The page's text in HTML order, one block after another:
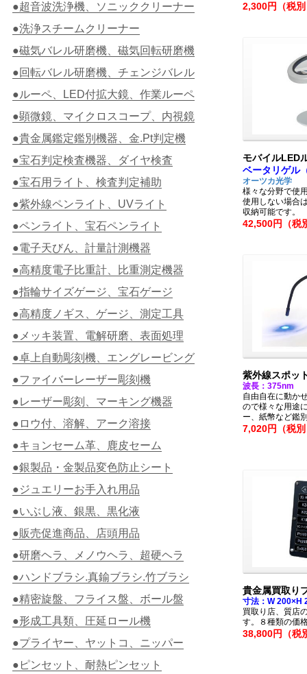
2,300円（税
モバイルLED
ベータリゲル
オーツカ光学
様々な分野で使
使用しない場合
収納可能です。
42,500円（税
紫外線スポッ
波長：375nm
自由自在に動か
ので様々な用途
ー、紙幣など鑑
7,020円（税
貴金属買取り
寸法：W 200×H
買取り店、質店
す。８種類の価
38,800円（税
●超音波洗浄機、ソニッククリーナー
●洗浄スチームクリーナー
●磁気バレル研磨機、磁気回転研磨機
●回転バレル研磨機、チェンジバレル
●ルーペ、LED付拡大鏡、作業ルーペ
●顕微鏡、マイクロスコープ、内視鏡
●貴金属鑑定鑑別機器、金.Pt判定機
●宝石判定検査機器、ダイヤ検査
●宝石用ライト、検査判定補助
●紫外線ペンライト、UVライト
●ペンライト、宝石ペンライト
●電子天びん、計量計測機器
●高精度電子比重計、比重測定機器
●指輪サイズゲージ、宝石ゲージ
●高精度ノギス、ゲージ、測定工具
●メッキ装置、電解研磨、表面処理
●卓上自動彫刻機、エングレービング
●ファイバーレーザー彫刻機
●レーザー彫刻、マーキング機器
●ロウ付、溶解、アーク溶接
●キョンセーム革、鹿皮セーム
●銀製品・金製品変色防止シート
●ジュエリーお手入れ用品
●いぶし液、銀黒、黒化液
●販売促進商品、店頭用品
●研磨ヘラ、メノウヘラ、超硬ヘラ
●ハンドブラシ.真鍮ブラシ.竹ブラシ
●精密旋盤、フライス盤、ボール盤
●形成工具類、圧延ロール機
●プライヤー、ヤットコ、ニッパー
●ピンセット、耐熱ピンセット